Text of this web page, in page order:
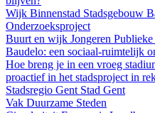
Wijk Binnenstad Stadsgebouw
Onderzoeksproject
Buurt en wijk Jongeren
Baudelo: een sociaal-ruimtelijk
Hoe breng je in een vroeg
proactief in het stadsproject in
Stadsregio Gent Stad Gent
Vak Duurzame Steden